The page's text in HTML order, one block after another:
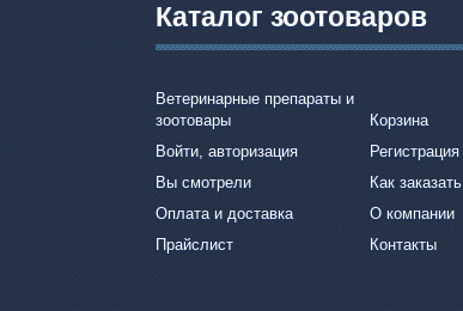
Каталог зоотоваров
Ветеринарные препараты и
зоотовары
Корзина
Войти, авторизация
Регистрация
Вы смотрели
Как заказать
Оплата и доставка
О компании
Прайслист
Контакты